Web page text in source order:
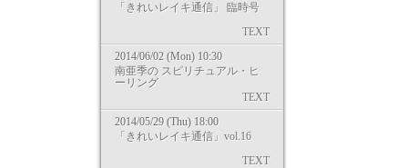
「きれいレイキ通信」 臨時号
TEXT
2014/06/02 (Mon) 10:30
南亜季の スピリチュアル・ヒ
ーリング
TEXT
2014/05/29 (Thu) 18:00
「きれいレイキ通信」vol.16
TEXT